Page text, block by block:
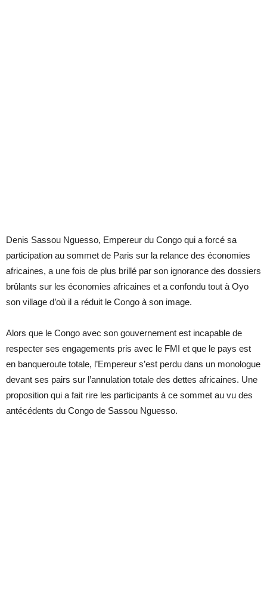
Denis Sassou Nguesso, Empereur du Congo qui a forcé sa
participation au sommet de Paris sur la relance des économies
africaines, a une fois de plus brillé par son ignorance des dossiers
brûlants sur les économies africaines et a confondu tout à Oyo
son village d’où il a réduit le Congo à son image.
Alors que le Congo avec son gouvernement est incapable de
respecter ses engagements pris avec le FMI et que le pays est
en banqueroute totale, l’Empereur s’est perdu dans un monologue
devant ses pairs sur l’annulation totale des dettes africaines. Une
proposition qui a fait rire les participants à ce sommet au vu des
antécédents du Congo de Sassou Nguesso.